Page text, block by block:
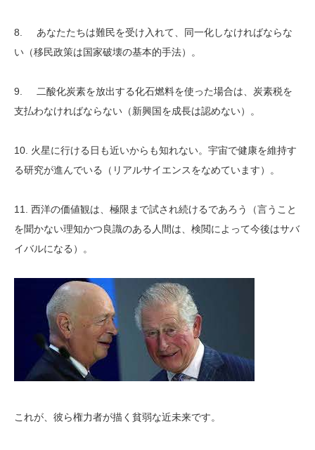
8. あなたたちは難民を受け入れて、同一化しなければならな
い（移民政策は国家破壊の基本的手法）。
9. 二酸化炭素を放出する化石燃料を使った場合は、炭素税を
支払わなければならない（新興国を成長は認めない）。
10. 火星に行ける日も近いからも知れない。宇宙で健康を維持す
る研究が進んでいる（リアルサイエンスをなめています）。
11. 西洋の価値観は、極限まで試され続けるであろう（言うこと
を聞かない理知かつ良識のある人間は、検閲によって今後はサバ
イバルになる）。
これが、彼ら権力者が描く貧弱な近未来です。